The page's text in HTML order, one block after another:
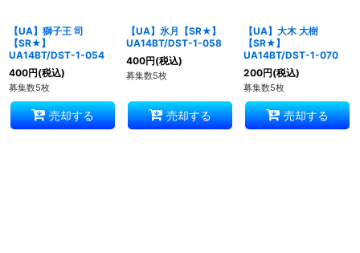
【UA】獅子王 司
【SR★】
UA14BT/DST-1-054
400円(税込)
募集数5枚
売却する
【UA】氷月【SR★】
UA14BT/DST-1-058
400円(税込)
募集数5枚
売却する
【UA】大木 大樹
【SR★】
UA14BT/DST-1-070
200円(税込)
募集数5枚
売却する